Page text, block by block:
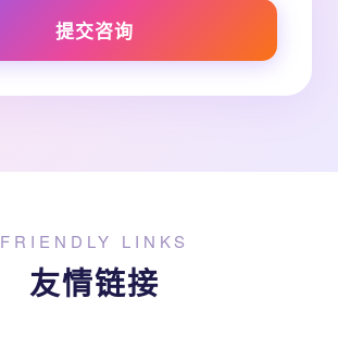
提交咨询
FRIENDLY LINKS
友情链接